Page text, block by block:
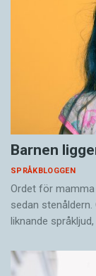
Barnen
SPRÅKBLOGGEN
Ordet för
sedan
liknande